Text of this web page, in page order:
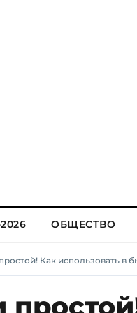
ОБЩЕСТВО
Как использовать в